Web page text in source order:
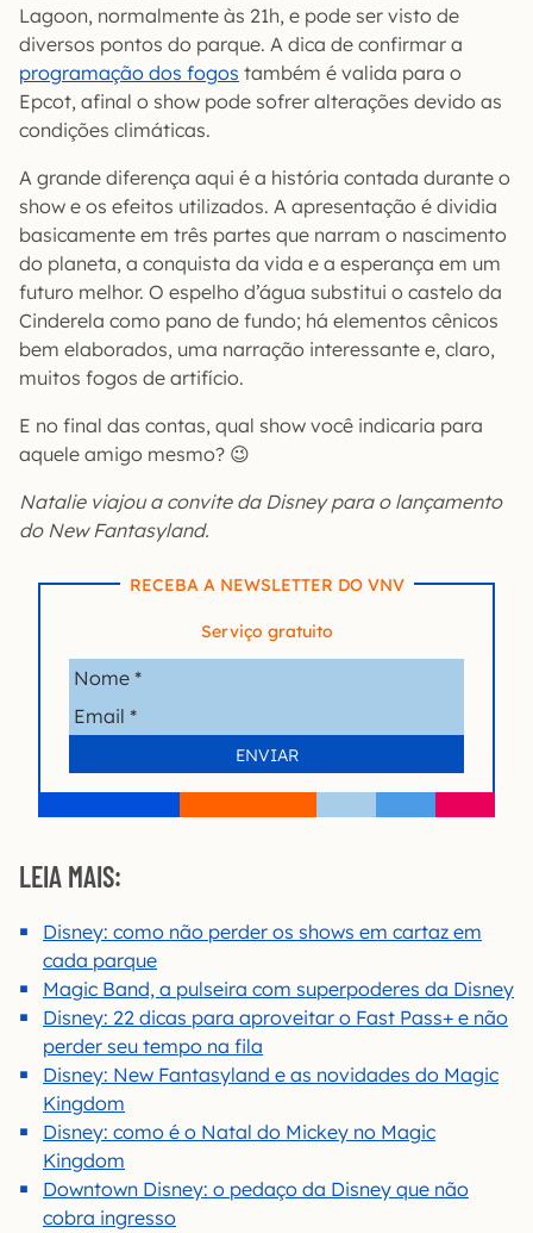
Lagoon, normalmente às 21h, e pode ser visto de
diversos pontos do parque. A dica de confirmar a
programação dos fogos também é valida para o
Epcot, afinal o show pode sofrer alterações devido as
condições climáticas.
A grande diferença aqui é a história contada durante o
show e os efeitos utilizados. A apresentação é dividia
basicamente em três partes que narram o nascimento
do planeta, a conquista da vida e a esperança em um
futuro melhor. O espelho d’água substitui o castelo da
Cinderela como pano de fundo; há elementos cênicos
bem elaborados, uma narração interessante e, claro,
muitos fogos de artifício.
E no final das contas, qual show você indicaria para
aquele amigo mesmo? 😉
Natalie viajou a convite da Disney para o lançamento
do New Fantasyland.
RECEBA A NEWSLETTER DO VNV
Serviço gratuito
LEIA MAIS:
Disney: como não perder os shows em cartaz em
cada parque
Magic Band, a pulseira com superpoderes da Disney
Disney: 22 dicas para aproveitar o Fast Pass+ e não
perder seu tempo na fila
Disney: New Fantasyland e as novidades do Magic
Kingdom
Disney: como é o Natal do Mickey no Magic
Kingdom
Downtown Disney: o pedaço da Disney que não
cobra ingresso